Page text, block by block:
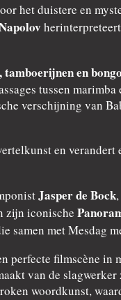
het duistere en
en
tussen
verschijning van
en
Jasper de Bock
zijn iconische
samen met Mesdag
perfecte filmscène in
van de
woordkunst,